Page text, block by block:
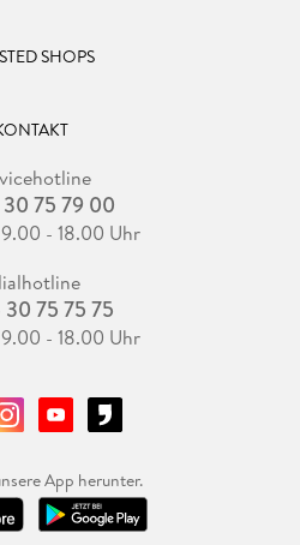
SHOPS
75 79 00
- 18.00 Uhr
75 75 75
- 18.00 Uhr
App herunter.